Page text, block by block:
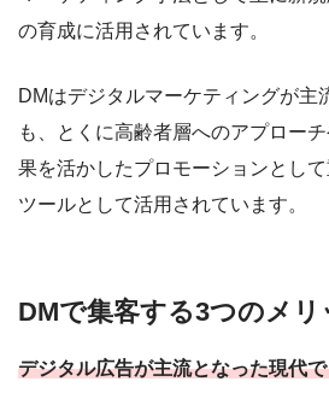
の育成に活用されています。
DMはデジタルマーケティングが主
も、とくに高齢者層へのアプロー
果を活かしたプロモーションとし
ツールとして活用されています。
DMで集客する3つのメリ
デジタル広告が主流となった現代